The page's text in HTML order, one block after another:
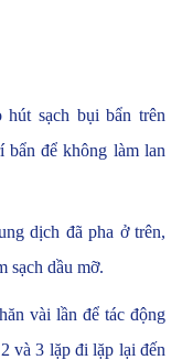
sạch bụi bẩn trên
để không làm lan
dịch đã pha ở trên,
sạch dầu mỡ.
vài lần để tác động
và 3 lặp đi lặp lại đến